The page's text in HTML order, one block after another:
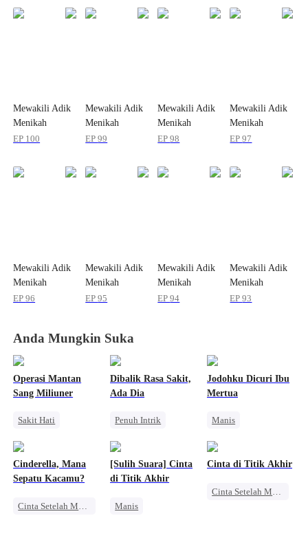
Mewakili Adik
Menikah
dengan Si
EP 100
Mewakili Adik
Menikah
dengan Si
EP99
Mewakili Adik
Menikah
dengan Si
EP98
Mewakili Adik
Menikah
dengan Si
EP97
Mewakili Adik
Menikah
dengan Si
EP96
Mewakili Adik
Menikah
dengan Si
EP95
Mewakili Adik
Menikah
dengan Si
EP94
Mewakili Adik
Menikah
dengan Si
EP93
Anda Mungkin Suka
Operasi Mantan
Sang Miliuner
Sakit Hati
Salah Paham
Dibalik Rasa Sakit,
Ada Dia
Penuh Intrik
Jodohku Dicuri Ibu
Mertua
Manis
Cinderella, Mana
Sepatu Kacamu?
Cinta Setelah Menikah
[Sulih Suara] Cinta
di Titik Akhir
Manis
Cinta di Titik Akhir
Cinta Setelah Menikah